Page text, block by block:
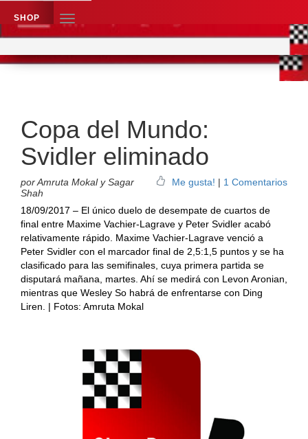
SHOP
TOGGLE
NAVIGATION
Noticias de ajedrez
Copa del Mundo:
Svidler eliminado
por Amruta Mokal y Sagar
Shah
Me gusta! | 1 Comentarios
18/09/2017 – El único duelo de desempate de cuartos de
final entre Maxime Vachier-Lagrave y Peter Svidler acabó
relativamente rápido. Maxime Vachier-Lagrave venció a
Peter Svidler con el marcador final de 2,5:1,5 puntos y se ha
clasificado para las semifinales, cuya primera partida se
disputará mañana, martes. Ahí se medirá con Levon Aronian,
mientras que Wesley So habrá de enfrentarse con Ding
Liren. | Fotos: Amruta Mokal